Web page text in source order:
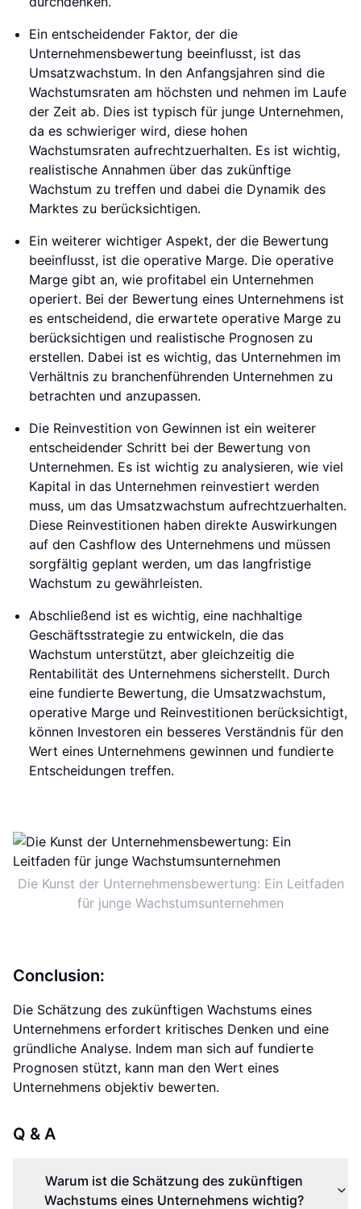
Ein entscheidender Faktor, der die
Unternehmensbewertung beeinflusst, ist das
Umsatzwachstum. In den Anfangsjahren sind die
Wachstumsraten am höchsten und nehmen im Laufe
der Zeit ab. Dies ist typisch für junge Unternehmen,
da es schwieriger wird, diese hohen
Wachstumsraten aufrechtzuerhalten. Es ist wichtig,
realistische Annahmen über das zukünftige
Wachstum zu treffen und dabei die Dynamik des
Marktes zu berücksichtigen.
Ein weiterer wichtiger Aspekt, der die Bewertung
beeinflusst, ist die operative Marge. Die operative
Marge gibt an, wie profitabel ein Unternehmen
operiert. Bei der Bewertung eines Unternehmens ist
es entscheidend, die erwartete operative Marge zu
berücksichtigen und realistische Prognosen zu
erstellen. Dabei ist es wichtig, das Unternehmen im
Verhältnis zu branchenführenden Unternehmen zu
betrachten und anzupassen.
Die Reinvestition von Gewinnen ist ein weiterer
entscheidender Schritt bei der Bewertung von
Unternehmen. Es ist wichtig zu analysieren, wie viel
Kapital in das Unternehmen reinvestiert werden
muss, um das Umsatzwachstum aufrechtzuerhalten.
Diese Reinvestitionen haben direkte Auswirkungen
auf den Cashflow des Unternehmens und müssen
sorgfältig geplant werden, um das langfristige
Wachstum zu gewährleisten.
Abschließend ist es wichtig, eine nachhaltige
Geschäftsstrategie zu entwickeln, die das
Wachstum unterstützt, aber gleichzeitig die
Rentabilität des Unternehmens sicherstellt. Durch
eine fundierte Bewertung, die Umsatzwachstum,
operative Marge und Reinvestitionen berücksichtigt,
können Investoren ein besseres Verständnis für den
Wert eines Unternehmens gewinnen und fundierte
Entscheidungen treffen.
Die Kunst der Unternehmensbewertung: Ein Leitfaden
für junge Wachstumsunternehmen
Conclusion:
Die Schätzung des zukünftigen Wachstums eines
Unternehmens erfordert kritisches Denken und eine
gründliche Analyse. Indem man sich auf fundierte
Prognosen stützt, kann man den Wert eines
Unternehmens objektiv bewerten.
Q & A
Warum ist die Schätzung des zukünftigen
Wachstums eines Unternehmens wichtig?